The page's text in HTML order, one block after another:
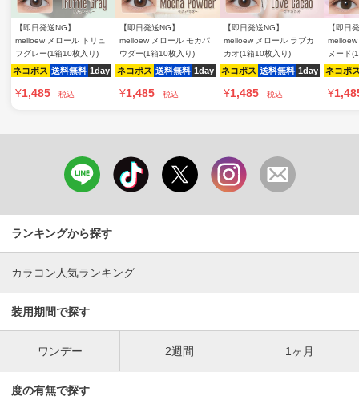
【即日発送NG】
melloew メロール トリュ
フグレー(1箱10枚入り)
ネコポス 送料無料 1day
¥1,485 税込
【即日発送NG】
melloew メロール モカパ
ウダー(1箱10枚入り)
ネコポス 送料無料 1day
¥1,485 税込
【即日発送NG】
melloew メロール ラブカ
カオ(1箱10枚入り)
ネコポス 送料無料 1day
¥1,485 税込
【即日
ヌード
ネコポ
¥
ランキングから探す
カラコン人気ランキング
装用期間で探す
ワンデー 2週間 1ヶ月
度の有無で探す